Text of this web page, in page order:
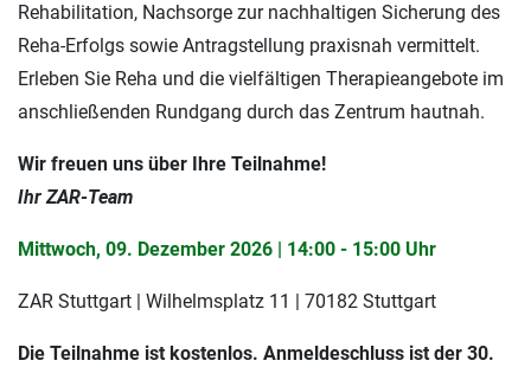
Rehabilitation, Nachsorge zur nachhaltigen Sicherung des
Reha-Erfolgs sowie Antragstellung praxisnah vermittelt.
Erleben Sie Reha und die vielfältigen Therapieangebote im
anschließenden Rundgang durch das Zentrum hautnah.
Wir freuen uns über Ihre Teilnahme!
Ihr ZAR-Team
Mittwoch, 09. Dezember 2026 | 14:00 - 15:00 Uhr
ZAR Stuttgart | Wilhelmsplatz 11 | 70182 Stuttgart
Die Teilnahme ist kostenlos. Anmeldeschluss ist der 30.